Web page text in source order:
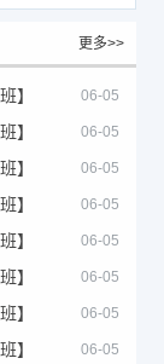
更多>>
】 06-05
】 06-05
】 06-05
】 06-05
】 06-05
】 06-05
】 06-05
】 06-05